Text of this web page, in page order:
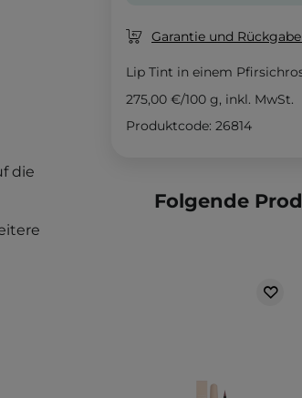
die
Garantie und
Lip Tint in einem
275,00 €/100 g, inkl. MwSt.
Produktcode: 26814
Folgende